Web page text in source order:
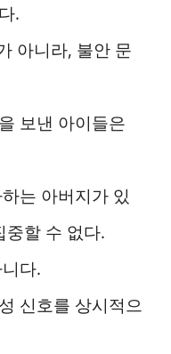
.
아니라, 불안 문
보낸 아이들은
는 아버지가 있
중할 수 없다.
다.
신호를 상시적으